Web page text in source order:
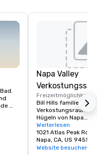
dem
eine
Napa Valley
Freizeitmöglichkeiten
Bill Hills
Verkostungsraum in
Hügeln von Napa.
Besuchen Sie uns
Prime Solum,
Weine.
Weiterlesen
1021 Atlas Peak Rot
Napa, CA, US 94559
Website besuchen